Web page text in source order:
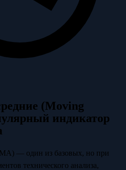
(Moving
индикатор
— один из базовых, но при
технического анализа,